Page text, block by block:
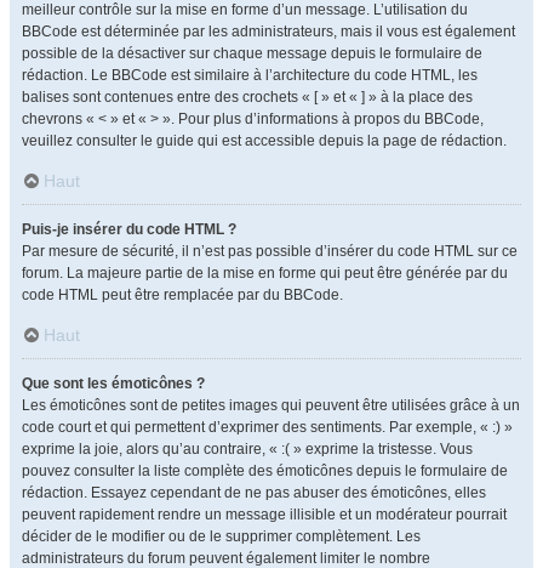
meilleur contrôle sur la mise en forme d’un message. L’utilisation du
BBCode est déterminée par les administrateurs, mais il vous est également
possible de la désactiver sur chaque message depuis le formulaire de
rédaction. Le BBCode est similaire à l’architecture du code HTML, les
balises sont contenues entre des crochets « [ » et « ] » à la place des
chevrons « < » et « > ». Pour plus d’informations à propos du BBCode,
veuillez consulter le guide qui est accessible depuis la page de rédaction.
Haut
Puis-je insérer du code HTML ?
Par mesure de sécurité, il n’est pas possible d’insérer du code HTML sur ce
forum. La majeure partie de la mise en forme qui peut être générée par du
code HTML peut être remplacée par du BBCode.
Haut
Que sont les émoticônes ?
Les émoticônes sont de petites images qui peuvent être utilisées grâce à un
code court et qui permettent d’exprimer des sentiments. Par exemple, « :) »
exprime la joie, alors qu’au contraire, « :( » exprime la tristesse. Vous
pouvez consulter la liste complète des émoticônes depuis le formulaire de
rédaction. Essayez cependant de ne pas abuser des émoticônes, elles
peuvent rapidement rendre un message illisible et un modérateur pourrait
décider de le modifier ou de le supprimer complètement. Les
administrateurs du forum peuvent également limiter le nombre